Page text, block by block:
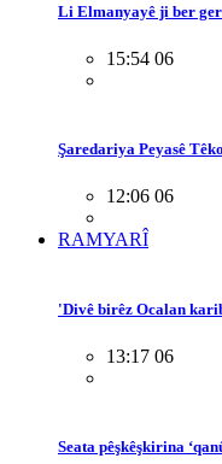
Li Elmanyayê ji ber
15:54 06
Şaredariya Peyasê
12:06 06
RAMYARÎ
'Divê birêz Ocalan
13:17 06
Seata pêşkêşkirina